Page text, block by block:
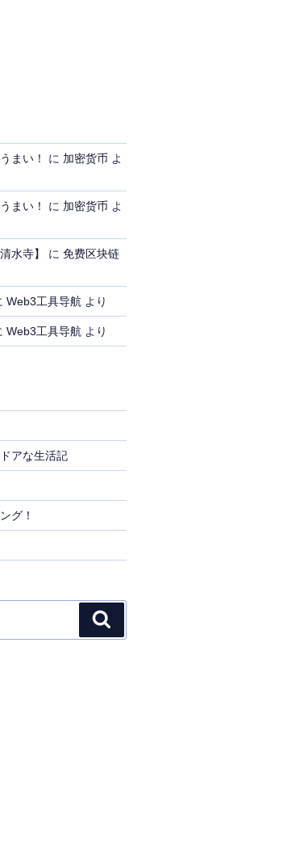
まい！ に 加密货币 よ
まい！ に 加密货币 よ
水寺】 に 免费区块链
Web3工具导航より
Web3工具导航より
アな生活記
グ！
索